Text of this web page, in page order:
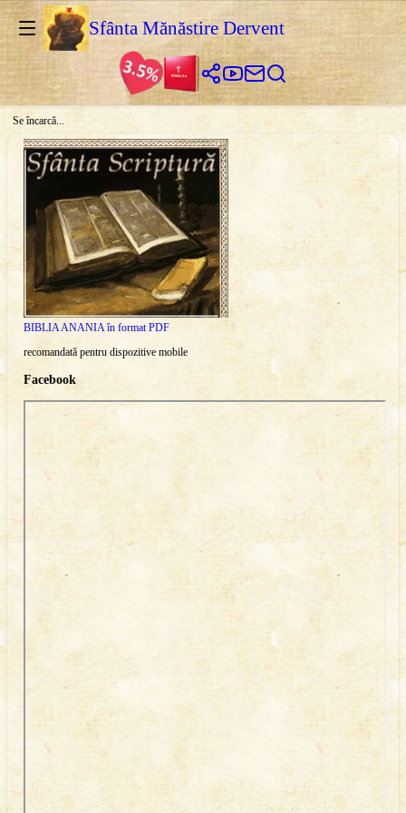
Sfânta Mănăstire Dervent
Se încarcă...
BIBLIA ANANIA în format PDF
recomandată pentru dispozitive mobile
Facebook